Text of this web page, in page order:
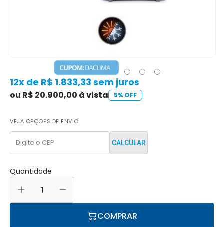
12x de R$ 1.833,33 sem juros
ou R$ 20.900,00 à vista 5% OFF
VEJA OPÇÕES DE ENVIO
CALCULAR
Quantidade
COMPRAR